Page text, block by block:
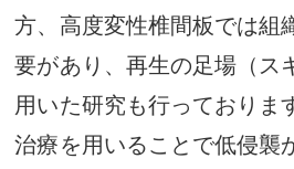
方、高度変性椎間板では組
要があり、再生の足場（ス
用いた研究も行っておりま
治療を用いることで低侵襲